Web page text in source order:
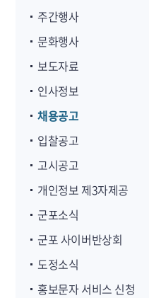
주간행사
문화행사
보도자료
인사정보
채용공고
입찰공고
고시공고
개인정보 제3자제공
군포소식
군포 사이버반상회
도정소식
홍보문자 서비스 신청